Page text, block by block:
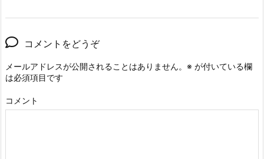
コメントをどうぞ
メールアドレスが公開されることはありません。 ※ が付いている欄
は必須項目です
コメント